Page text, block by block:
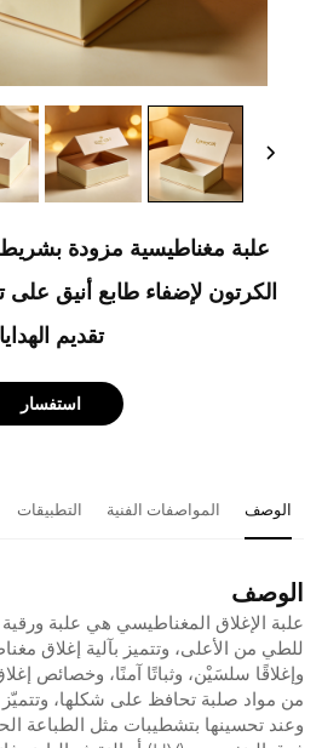
علبة مغناطيسية مزودة
الكرتون لإضفاء طابع أنيق على
تقديم الهدايا
استفسار
الوصف المواصفات الفنية التطبيقات
الوصف
علبة الإغلاق المغناطيسي هي علبة
للطي من الأعلى، وتتميز بآلية إغلاق
وإغلاقًا سلسَيْن، وثباتًا آمنًا، وخصائص
من مواد صلبة تحافظ على شكلها،
وعند تحسينها بتشطيبات مثل الطباعة